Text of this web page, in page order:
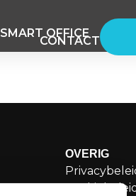
SMART OFFICE
CONTACT
OVERIG
Cookiebeleid